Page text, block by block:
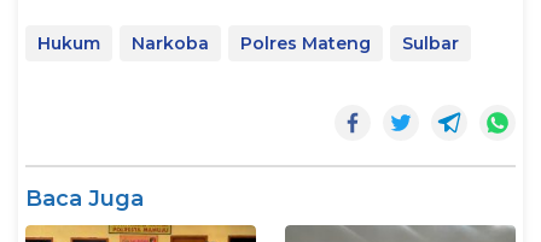
Hukum Narkoba Polres Mateng Sulbar
Baca Juga